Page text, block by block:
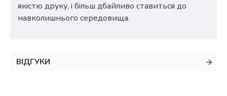
якістю друку, і більш дбайливо ставиться до
навколишнього середовища.
ВІДГУКИ